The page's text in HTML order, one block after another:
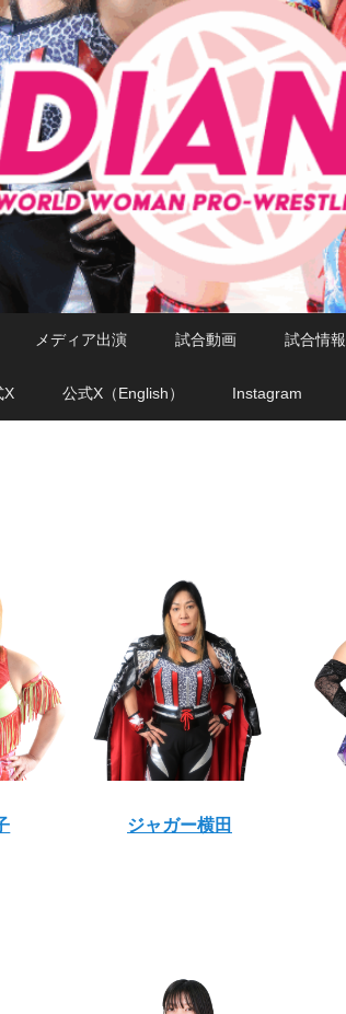
メディア出演 試合動画 試合情報
X 公式X（English） Instagram
ジャガー横田